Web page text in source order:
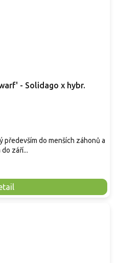
- Solidago x hybr.
především do menších záhonů a
září...